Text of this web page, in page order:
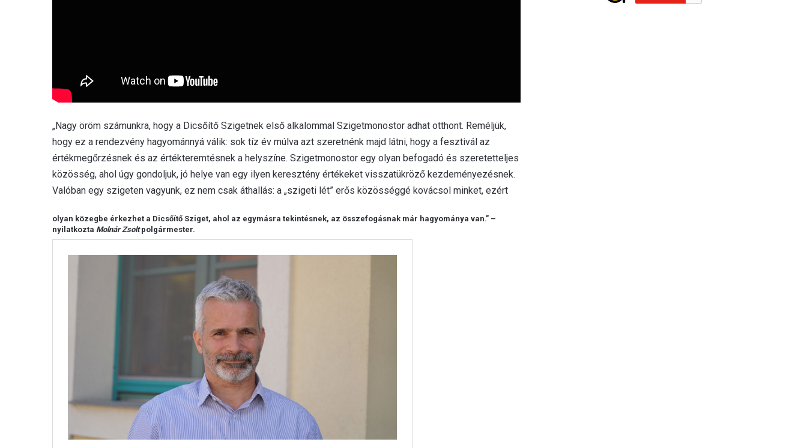
„Nagy öröm számunkra, hogy a Dicsőítő Szigetnek első alkalommal Szigetmonostor adhat otthont. Reméljük,
hogy ez a rendezvény hagyománnyá válik: sok tíz év múlva azt szeretnénk majd látni, hogy a fesztivál az
értékmegőrzésnek és az értékteremtésnek a helyszíne. Szigetmonostor egy olyan befogadó és szeretetteljes
közösség, ahol úgy gondoljuk, jó helye van egy ilyen keresztény értékeket visszatükröző kezdeményezésnek.
Valóban egy szigeten vagyunk, ez nem csak áthallás: a „szigeti lét” erős közösséggé kovácsol minket, ezért
olyan közegbe érkezhet a Dicsőítő Sziget, ahol az egymásra tekintésnek, az összefogásnak már hagyománya van.” –
nyilatkozta Molnár Zsoltpolgármester.